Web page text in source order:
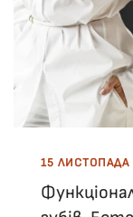
15 ЛИСТОПАДА